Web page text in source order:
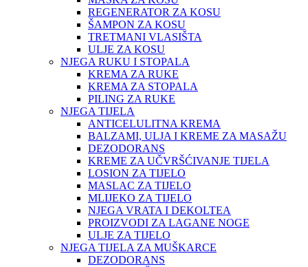
REGENERATOR ZA KOSU
ŠAMPON ZA KOSU
TRETMANI VLASIŠTA
ULJE ZA KOSU
NJEGA RUKU I STOPALA
KREMA ZA RUKE
KREMA ZA STOPALA
PILING ZA RUKE
NJEGA TIJELA
ANTICELULITNA KREMA
BALZAMI, ULJA I KREME ZA MASAŽU
DEZODORANS
KREME ZA UČVRŠĆIVANJE TIJELA
LOSION ZA TIJELO
MASLAC ZA TIJELO
MLIJEKO ZA TIJELO
NJEGA VRATA I DEKOLTEA
PROIZVODI ZA LAGANE NOGE
ULJE ZA TIJELO
NJEGA TIJELA ZA MUŠKARCE
DEZODORANS